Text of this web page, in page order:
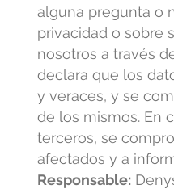
alguna pregunta o
privacidad o sobre
nosotros a través
declara que los
y veraces, y se
de los mismos. En
terceros, se
afectados y a
Responsable: